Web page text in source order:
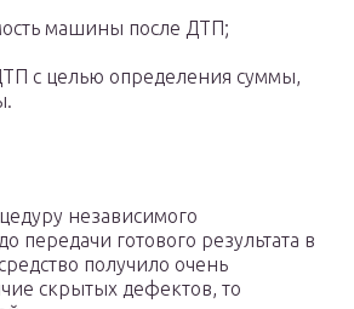
машины после ДТП;
с целью определения суммы,
независимого
передачи готового результата в
получило очень
скрытых дефектов, то